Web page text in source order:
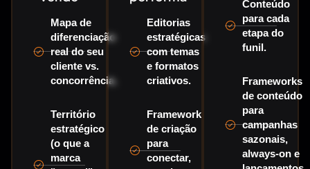
Mapa de
diferenciação
real do seu
cliente vs.
concorrência.
Território
estratégico
(o que a
marca
Editorias
estratégicas
com temas
e formatos
criativos.
Framework
de criação
para
conectar,
Conteúdo
para cada
etapa do
funil.
Frameworks
de conteúdo
para
campanhas
sazonais,
always-on e